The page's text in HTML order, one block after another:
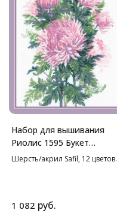
Набор для вышивания
Риолис 1595 Букет
хризантем, 30*40 см
Шерсть/акрил Safil, 12 цветов.
1 082 руб.